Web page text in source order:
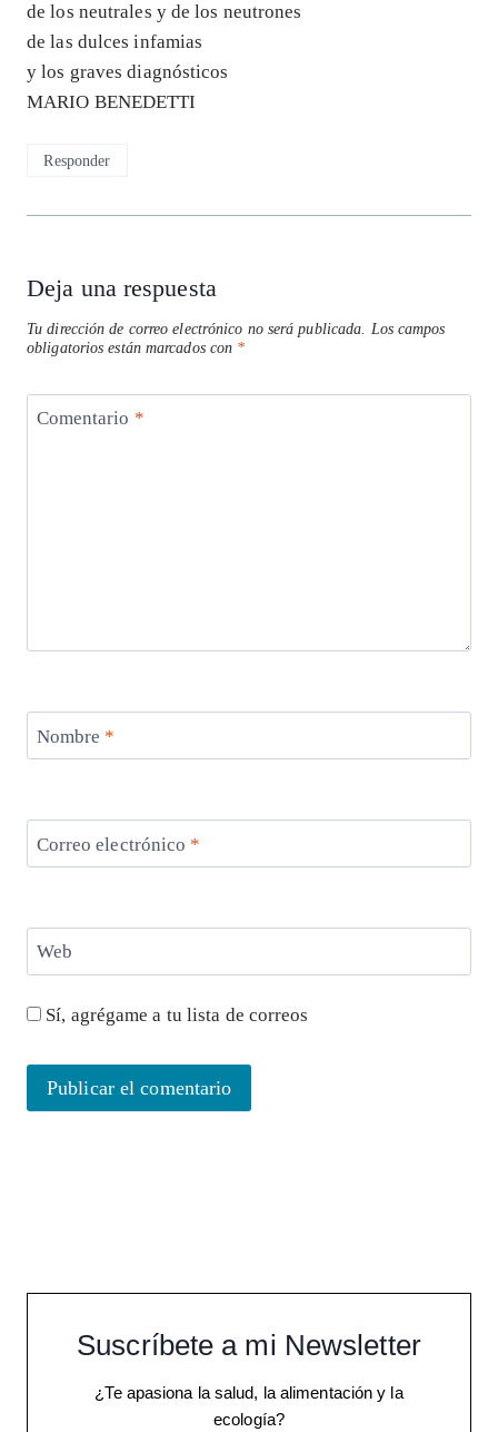
de los neutrales y de los neutrones
de las dulces infamias
y los graves diagnósticos
MARIO BENEDETTI
Responder
Deja una respuesta
Tu dirección de correo electrónico no será publicada. Los campos
obligatorios están marcados con *
Comentario *
Nombre *
Correo electrónico *
Web
Sí, agrégame a tu lista de correos
Suscríbete a mi Newsletter
¿Te apasiona la salud, la alimentación y la
ecología?